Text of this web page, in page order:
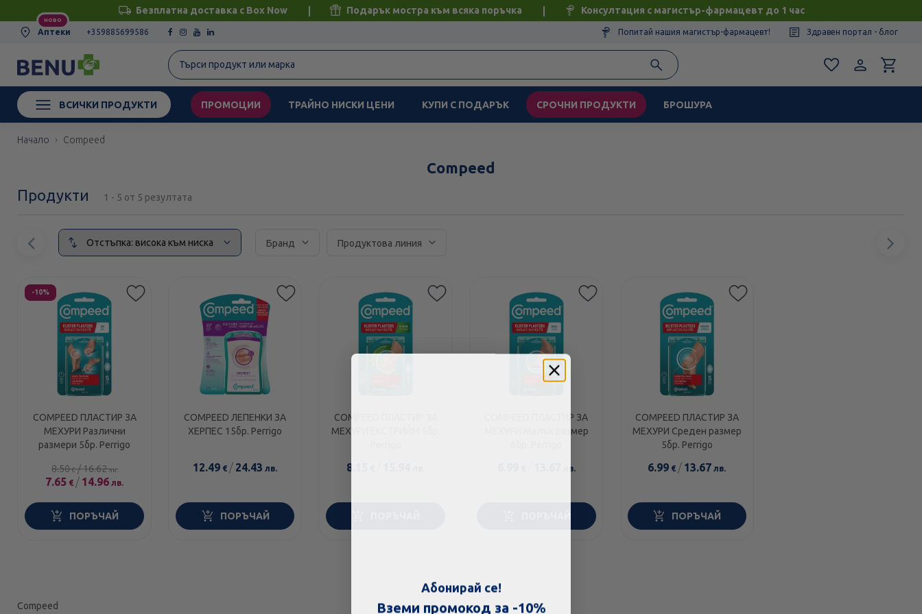
Безплатна доставка с Box Now Подарък мостра към всяка поръчка Консултация с магистър-фармацевт до 1 час
НОВО
Аптеки +359885699586 Попитай нашия магистър-фармацевт! Здравен портал - блог
ВСИЧКИ ПРОДУКТИ ПРОМОЦИИ ТРАЙНО НИСКИ ЦЕНИ КУПИ С ПОДАРЪК СРОЧНИ ПРОДУКТИ БРОШУРА
Начало Compeed
Compeed
Продукти
1 - 5 от 5 резултата
Сортирай
Бранд Продуктова линия
Предишен
Етикети
-10%
COMPEED ПЛАСТИР ЗА
МЕХУРИ Различни
размери 5бр. Perrigo
8.50€ /16.62лв.
7.65 € / 14.96 лв.
ПОРЪЧАЙ
COMPEED ЛЕПЕНКИ ЗА
ХЕРПЕС 15бр. Perrigo
12.49 € / 24.43 лв.
ПОРЪЧАЙ
COMPEED ПЛАСТИР ЗА
МЕХУРИ ЕКСТРИЙМ 5бр.
8.15
COMPEED ПЛАСТИР ЗА
МЕХУРИ Малък размер
лв.
COMPEED ПЛАСТИР ЗА
МЕХУРИ Среден размер
5бр. Perrigo
6.99 € / 13.67 лв.
ПОРЪЧАЙ
Compeed Технически проблем с плащането
Абонирай се!
Вземи промокод за -10%